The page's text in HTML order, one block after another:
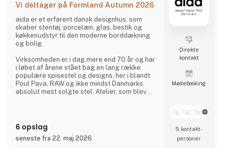
Vi deltager på Formland Autumn 2026
aida er et erfarent dansk designhus, som
skaber stentøj, porcelæn, glas, bestik og
køkkenudstyr til den moderne borddækning
og bolig.
Virksomheden er i dag mere end 70 år og har
i løbet af årene stået bag en lang række
populære spisestel og designs, her i blandt
Poul Pava, RAW og ikke mindst Danmarks
absolut mest solgte stel, Atelier, som blev
aida følger tidens trends uden at gå på
kompromis med egne værdier som kvalitet,
godt håndværk, funktionalitet og value for
6 opslag
seneste fra 22. maj 2026
Direkte
kontakt
Møde­booking
5 kontakt­
personer